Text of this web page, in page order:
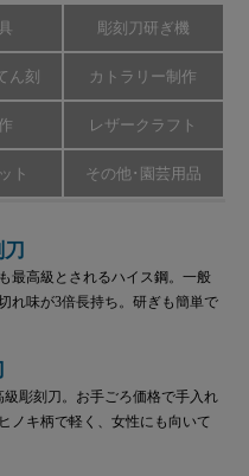
彫刻刀研ぎ機
ん刻 カトラリー制作
レザークラフト
ト その他･園芸用品
最高級とされるハイス鋼。一般
れ味が3倍長持ち。研ぎも簡単で
級彫刻刀。お手ごろ価格で手入れ
ノキ柄で軽く、女性にも向いて